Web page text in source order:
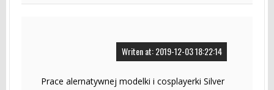
Writen at: 2019-12-03 18:22:14
Prace alernatywnej modelki i cosplayerki Silver